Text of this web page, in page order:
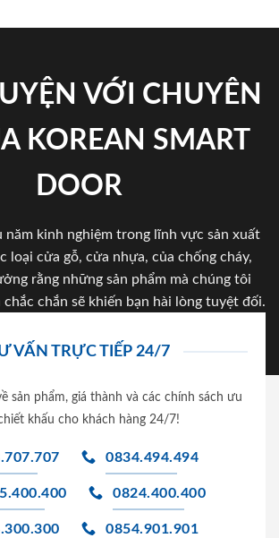
VỚI CHUYÊN
KOREAN SMART
DOOR
năm kinh nghiệm trong lĩnh vực sản xuất
loại cửa gỗ, cửa nhựa, của chống cháy,
rằng những sản phẩm mà chúng tôi
chắn sẽ khiến bạn hài lòng tuyệt đối.
VẤN TRỰC TIẾP 24/7
sản phẩm, giá thành và các chính sách ưu
khấu cho khách hàng 24/7!
0834.494.494
0824.400.400
0854.901.901